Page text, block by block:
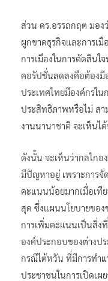
ส่วน ดร.อรรถกฤต มอ
ผูกขาดธุรกิจและการเ
การเมืองในการตัดสินใ
คอรัปชั่นลดลงคือต้องมี
ประเทศไทยมีองค์กรใ
ประสิทธิภาพหรือไม่ ส
งานนานาชาติ จะเห็นไ
ดังนั้น จะเห็นว่ากลไกอ
มีปัญหาอยู่ เพราะการ
คะแนนน้อยมากเมื่อเที
สุด ซึ่งแผนนโยบายของ
การเพิ่มคะแนนเป็นสิ่ง
องค์ประกอบของต่างป
กรณีไต้หวัน ที่มีการทำ
ประชาชนในการเปิดเ